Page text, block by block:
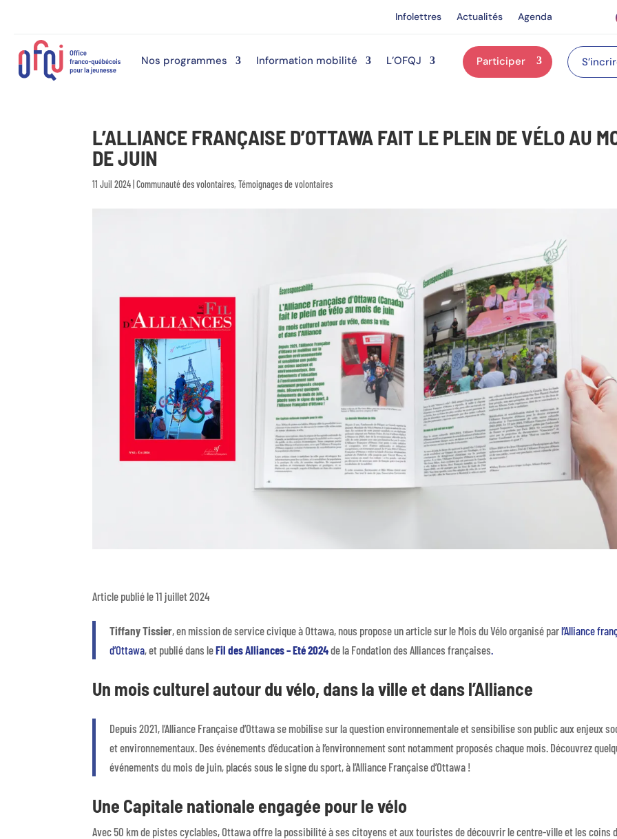
Infolettres Actualités Agenda
Nos programmes Information mobilité L’OFQJ Participer
L’ALLIANCE FRANÇAISE D’OTTAWA FAIT LE PLEIN DE VÉLO AU
DE JUIN
11 Juil 2024 |Communauté des volontaires,Témoignages de volontaires
Article publié le 11 juillet 2024
Tiffany Tissier, en mission de service civique à Ottawa, nous propose un article sur le Mois du Vélo organisé parl’Alliance
d’Ottawa, et publié dans leFil des Alliances – Eté 2024de la Fondation des Alliances françaises
Un mois culturel autour du vélo, dans la ville et dans l’Alliance
Depuis 2021, l’Alliance Française d’Ottawa se mobilise sur la question environnementale et sensibilise son public aux enjeux
et environnementaux. Des événements d’éducation à l’environnement sont notamment proposés chaque mois. Découvrez
événements du mois de juin, placés sous le signe du sport, à l’Alliance Française d’Ottawa !
Une Capitale nationale engagée pour le vélo
Avec 50 km de pistes cyclables, Ottawa offre la possibilité à ses citoyens et aux touristes de découvrir le centre-ville et les coins